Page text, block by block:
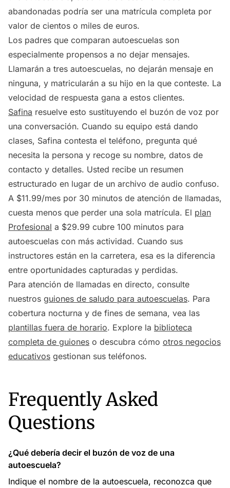
abandonadas podría ser una matrícula completa por
valor de cientos o miles de euros.
Los padres que comparan autoescuelas son
especialmente propensos a no dejar mensajes.
Llamarán a tres autoescuelas, no dejarán mensaje en
ninguna, y matricularán a su hijo en la que conteste. La
velocidad de respuesta gana a estos clientes.
Safina resuelve esto sustituyendo el buzón de voz por
una conversación. Cuando su equipo está dando
clases, Safina contesta el teléfono, pregunta qué
necesita la persona y recoge su nombre, datos de
contacto y detalles. Usted recibe un resumen
estructurado en lugar de un archivo de audio confuso.
A $11.99/mes por 30 minutos de atención de llamadas,
cuesta menos que perder una sola matrícula. El plan
Profesional a $29.99 cubre 100 minutos para
autoescuelas con más actividad. Cuando sus
instructores están en la carretera, esa es la diferencia
entre oportunidades capturadas y perdidas.
Para atención de llamadas en directo, consulte
nuestros guiones de saludo para autoescuelas. Para
cobertura nocturna y de fines de semana, vea las
plantillas fuera de horario. Explore la biblioteca
completa de guiones o descubra cómo otros negocios
educativos gestionan sus teléfonos.
Frequently Asked
Questions
¿Qué debería decir el buzón de voz de una
autoescuela?
Indique el nombre de la autoescuela, reconozca que